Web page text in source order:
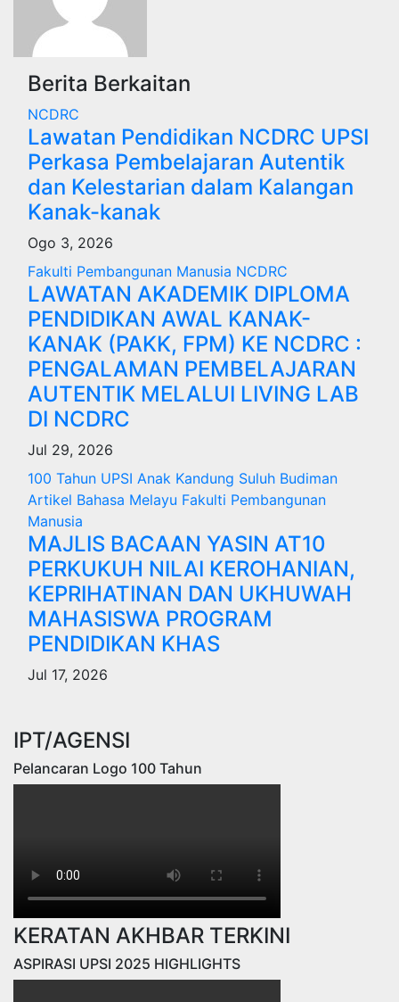
Berita Berkaitan
NCDRC
Lawatan Pendidikan NCDRC UPSI
Perkasa Pembelajaran Autentik
dan Kelestarian dalam Kalangan
Kanak-kanak
Ogo 3, 2026
Fakulti Pembangunan Manusia NCDRC
LAWATAN AKADEMIK DIPLOMA
PENDIDIKAN AWAL KANAK-
KANAK (PAKK, FPM) KE NCDRC :
PENGALAMAN PEMBELAJARAN
AUTENTIK MELALUI LIVING LAB
DI NCDRC
Jul 29, 2026
100 Tahun UPSI Anak Kandung Suluh Budiman
Artikel Bahasa Melayu Fakulti Pembangunan
Manusia
MAJLIS BACAAN YASIN AT10
PERKUKUH NILAI KEROHANIAN,
KEPRIHATINAN DAN UKHUWAH
MAHASISWA PROGRAM
PENDIDIKAN KHAS
Jul 17, 2026
IPT/AGENSI
Pelancaran Logo 100 Tahun
KERATAN AKHBAR TERKINI
ASPIRASI UPSI 2025 HIGHLIGHTS